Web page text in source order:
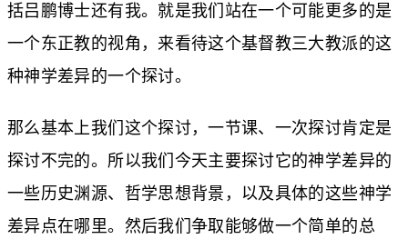
括吕鹏博士还有我。就是我们站在一个可能更多的是
一个东正教的视角，来看待这个基督教三大教派的这
种神学差异的一个探讨。
那么基本上我们这个探讨，一节课、一次探讨肯定是
探讨不完的。所以我们今天主要探讨它的神学差异的
一些历史渊源、哲学思想背景，以及具体的这些神学
差异点在哪里。然后我们争取能够做一个简单的总